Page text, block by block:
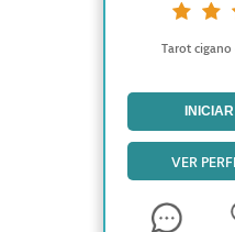
Tarot cigano
VER